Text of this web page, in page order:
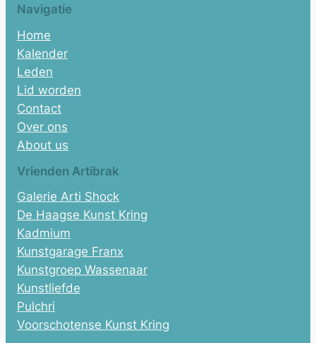
Navigatie
Home
Kalender
Leden
Lid worden
Contact
Over ons
About us
Vrienden Artibrak
Galerie Arti Shock
De Haagse Kunst Kring
Kadmium
Kunstgarage Franx
Kunstgroep Wassenaar
Kunstliefde
Pulchri
Voorschotense Kunst Kring